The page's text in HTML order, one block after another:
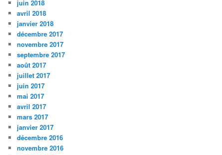
juin 2018
avril 2018
janvier 2018
décembre 2017
novembre 2017
septembre 2017
août 2017
juillet 2017
juin 2017
mai 2017
avril 2017
mars 2017
janvier 2017
décembre 2016
novembre 2016